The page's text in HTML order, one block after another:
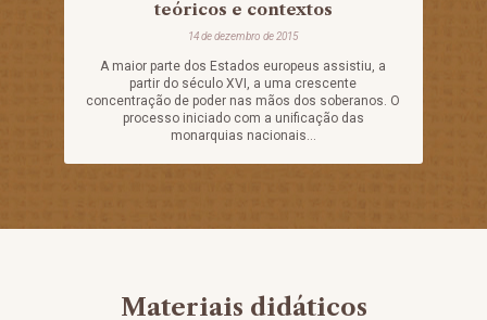
teóricos e contextos
14 de dezembro de 2015
A maior parte dos Estados europeus assistiu, a
partir do século XVI, a uma crescente
concentração de poder nas mãos dos soberanos. O
processo iniciado com a unificação das
monarquias nacionais...
Materiais didáticos